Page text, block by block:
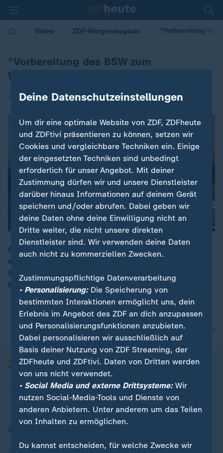
Video ZDF-Morgenmagazin "Vorbereitung des
"Vorbereitung des BSW zum
Wahlkampf"
14.11.2024 | 05:30
Amira Mohamed Ali, Vorsitzende des BSW versichert,
sie sei bezüglich des Wahlkampfes "guter Dinge". Die
Schwerpunkte der Partei bleibe die "Außenpolitik,
Friedenspolitik […] und Wirtschaft".
nach oben
Deine Datenschutzeinstellungen
Um dir eine optimale Website von ZDF, ZDFheute
und ZDFtivi präsentieren zu können, setzen wir
Cookies und vergleichbare Techniken ein. Einige
der eingesetzten Techniken sind unbedingt
erforderlich für unser Angebot. Mit deiner
Zustimmung dürfen wir und unsere Dienstleister
darüber hinaus Informationen auf deinem Gerät
speichern und/oder abrufen. Dabei geben wir
deine Daten ohne deine Einwilligung nicht an
Dritte weiter, die nicht unsere direkten
Dienstleister sind. Wir verwenden deine Daten
auch nicht zu kommerziellen Zwecken.
Zustimmungspflichtige Datenverarbeitung
• Personalisierung:Die Speicherung von
bestimmten Interaktionen ermöglicht uns, dein
Erlebnis im Angebot des ZDF an dich anzupassen
und Personalisierungsfunktionen anzubieten.
Dabei personalisieren wir ausschließlich auf
Basis deiner Nutzung von ZDF Streaming, der
ZDFheute und ZDFtivi. Daten von Dritten werden
von uns nicht verwendet.
• Social Media und externe Drittsysteme:Wir
nutzen Social-Media-Tools und Dienste von
anderen Anbietern. Unter anderem um das Teilen
von Inhalten zu ermöglichen.
Du kannst entscheiden, für welche Zwecke wir